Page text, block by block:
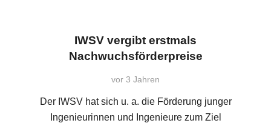
IWSV vergibt erstmals
Nachwuchsförderpreise
vor 3 Jahren
Der IWSV hat sich u. a. die Förderung junger
Ingenieurinnen und Ingenieure zum Ziel